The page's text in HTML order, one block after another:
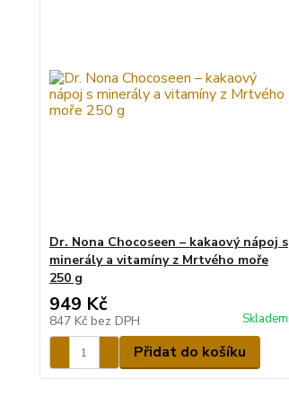
Dr. Nona Chocoseen – kakaový nápoj s
minerály a vitamíny z Mrtvého moře
250 g
949 Kč
847 Kč bez DPH Skladem
Přidat do košíku